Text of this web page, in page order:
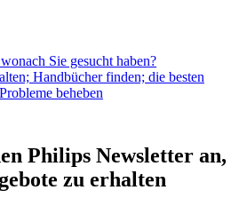
Sie gesucht haben?
Handbücher finden; die besten
beheben
Philips Newsletter an,
zu erhalten